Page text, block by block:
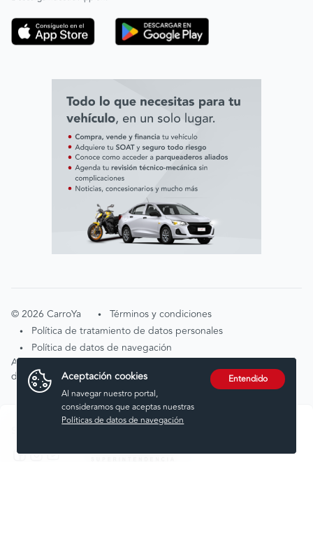
Código de ética
Línea ética ADL digital Lab
©2026 CarroYa • Términos y condiciones
• Política de tratamiento de datos personales
•
Política de datos de navegación
Atención de solicitudes por tratamiento de
datostratamientodedatos@carroya.com
Aceptación cookies
Al navegar nuestro portal,
consideramos que aceptas nuestras
Políticas de datos de navegación
Entendido